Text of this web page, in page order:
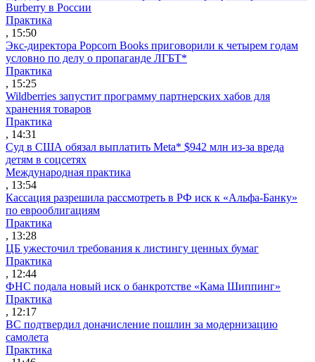
Burberry в России
Практика
, 15:50
Экс-директора Popcorn Books приговорили к четырем годам
условно по делу о пропаганде ЛГБТ*
Практика
, 15:25
Wildberries запустит программу партнерских хабов для
хранения товаров
Практика
, 14:31
Суд в США обязал выплатить Meta* $942 млн из-за вреда
детям в соцсетях
Международная практика
, 13:54
Кассация разрешила рассмотреть в РФ иск к «Альфа-Банку»
по еврооблигациям
Практика
, 13:28
ЦБ ужесточил требования к листингу ценных бумаг
Практика
, 12:44
ФНС подала новый иск о банкротстве «Кама Шиппинг»
Практика
, 12:17
ВС подтвердил доначисление пошлин за модернизацию
самолета
Практика